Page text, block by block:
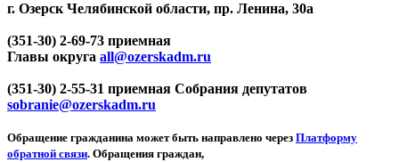
г. Озерск Челябинской области, пр. Ленина, 30а
(351-30) 2-69-73 приемная
Главы округа all@ozerskadm.ru
(351-30) 2-55-31 приемная Собрания депутатов
sobranie@ozerskadm.ru
Обращение гражданина может быть направлено через Платформу
обратной связи. Обращения граждан,